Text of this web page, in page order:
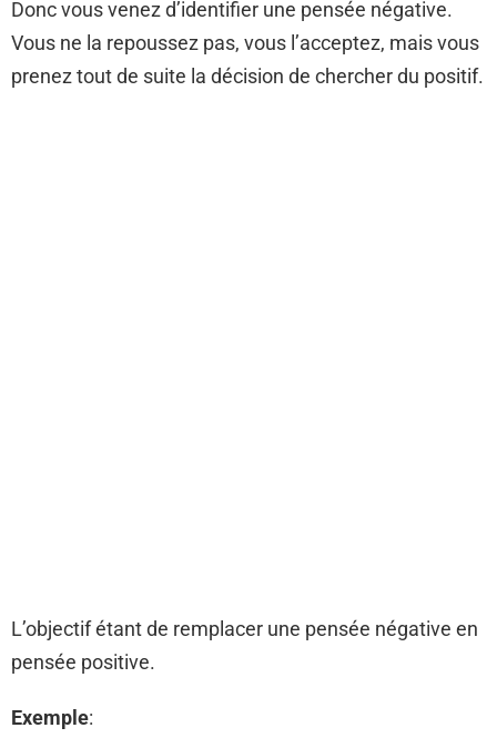
Donc vous venez d’identifier une pensée négative.
Vous ne la repoussez pas, vous l’acceptez, mais vous
prenez tout de suite la décision de chercher du positif.
L’objectif étant de remplacer une pensée négative en
pensée positive.
Exemple: